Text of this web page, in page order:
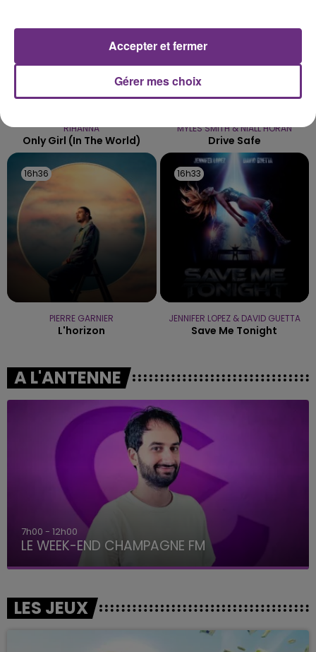
RIHANNA
Only Girl (in The World)
MYLES SMITH & NIALL HORAN
Drive Safe
16h36
16h36
PIERRE GARNIER
L'horizon
16h33
16h33
JENNIFER LOPEZ & DAVID GUETTA
Save Me Tonight
A L'ANTENNE
7h00 - 12h00
LE WEEK-END CHAMPAGNE FM
LES JEUX
Gérer mes choix
Accepter et fermer